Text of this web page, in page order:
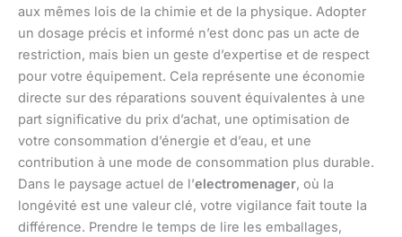
aux mêmes lois de la chimie et de la physique. Adopter
un dosage précis et informé n’est donc pas un acte de
restriction, mais bien un geste d’expertise et de respect
pour votre équipement. Cela représente une économie
directe sur des réparations souvent équivalentes à une
part significative du prix d’achat, une optimisation de
votre consommation d’énergie et d’eau, et une
contribution à une mode de consommation plus durable.
Dans le paysage actuel de l’electromenager, où la
longévité est une valeur clé, votre vigilance fait toute la
différence. Prendre le temps de lire les emballages,